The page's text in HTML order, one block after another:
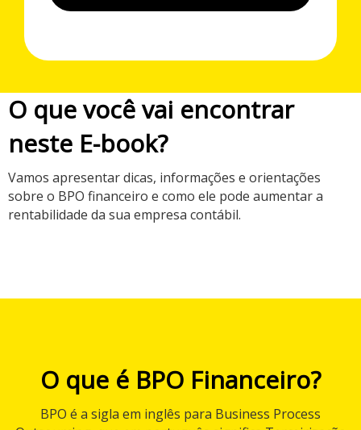
O que você vai encontrar
neste E-book?
Vamos apresentar dicas, informações e orientações
sobre o BPO financeiro e como ele pode aumentar a
rentabilidade da sua empresa contábil.
O que é BPO Financeiro?
BPO é a sigla em inglês para Business Process